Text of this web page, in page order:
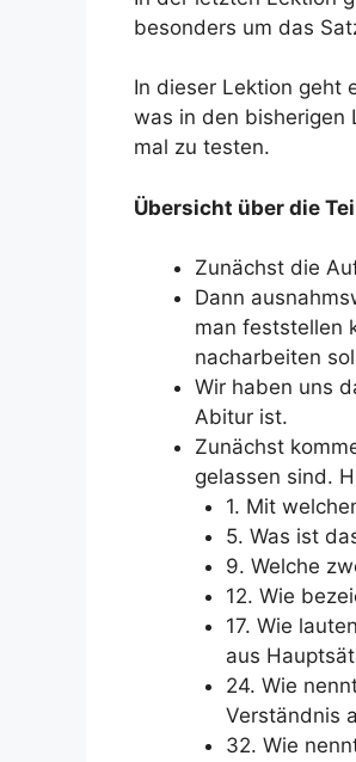
besonders um das
In dieser Lektion geht
was in den bisherigen
mal zu testen.
Übersicht über die
Zunächst die
Dann
man feststellen
nacharbeiten
Wir haben uns
Abitur ist.
Zunächst
gelassen sind.
1. Mit
5. Was ist
9. Welche
12. Wie
17. Wie
aus
24. Wie
Verständnis
32. Wie